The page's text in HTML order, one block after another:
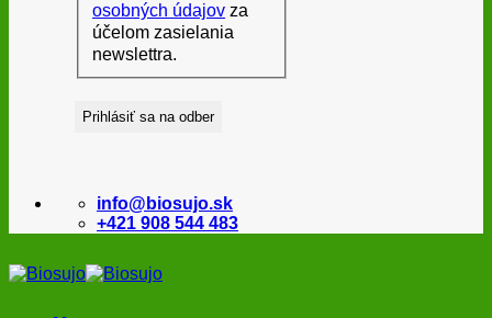
osobných údajov za
účelom zasielania
newslettra.
info@biosujo.sk
+421 908 544 483